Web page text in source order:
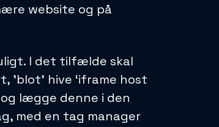
website og på
I det tilfælde skal
hive ‘iframe host
lægge denne i den
med en tag manager